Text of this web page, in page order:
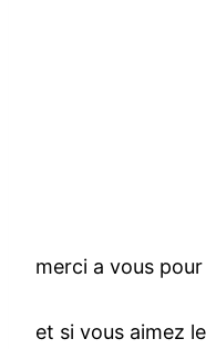
merci a vous
et si vous aimez